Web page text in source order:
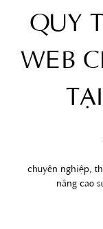
QUY
WEB
chuyên nghiệp,
nâng cao